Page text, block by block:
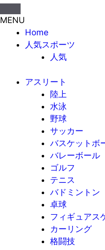
MENU
Home
人気スポーツ
人気
アスリート
陸上
水泳
野球
サッカー
バスケットボ
バレーボール
ゴルフ
テニス
バドミントン
卓球
フィギュアス
カーリング
格闘技